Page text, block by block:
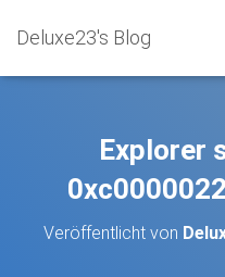
Deluxe23's Blog
Explorer
Veröffentlicht von